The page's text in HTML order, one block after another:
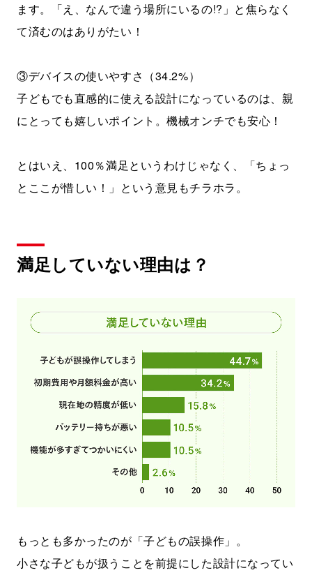
ます。「え、なんで違う場所にいるの!?」と焦らなく
て済むのはありがたい！
③デバイスの使いやすさ（34.2%）
子どもでも直感的に使える設計になっているのは、親
にとっても嬉しいポイント。機械オンチでも安心！
とはいえ、100％満足というわけじゃなく、「ちょっ
とここが惜しい！」という意見もチラホラ。
満足していない理由は？
もっとも多かったのが「子どもの誤操作」。
小さな子どもが扱うことを前提にした設計になってい